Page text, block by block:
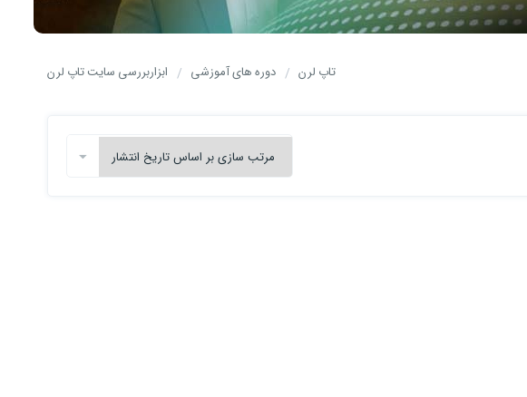
تاپ لرن دوره های آموزشی ابزاربررسی سایت تاپ لرن